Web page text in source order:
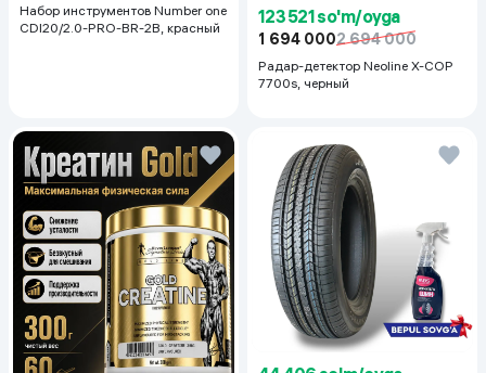
Набор инструментов Number one
CDI20/2.0-PRO-BR-2B, красный
123 521 so'm/oyga
1 694 0002 694 000
Радар-детектор Neoline X-COP
7700s, черный